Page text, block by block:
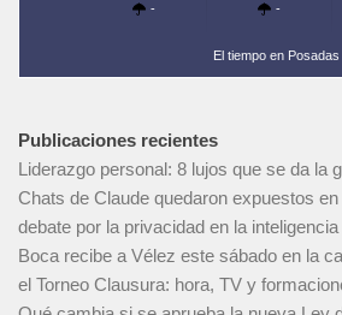
- -
El tiempo en Posadas
Publicaciones recientes
Liderazgo personal: 8 lujos que se da la
Chats de Claude quedaron expuestos
debate por la privacidad en la
Boca recibe a Vélez este sábado en la
el Torneo Clausura: hora, TV y